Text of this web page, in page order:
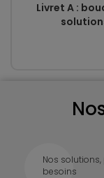
Livret A :
Nos
besoins